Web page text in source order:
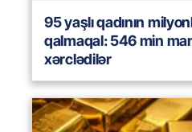
95 yaşlı qadının
qalmaqal: 546 min
xərclədilər